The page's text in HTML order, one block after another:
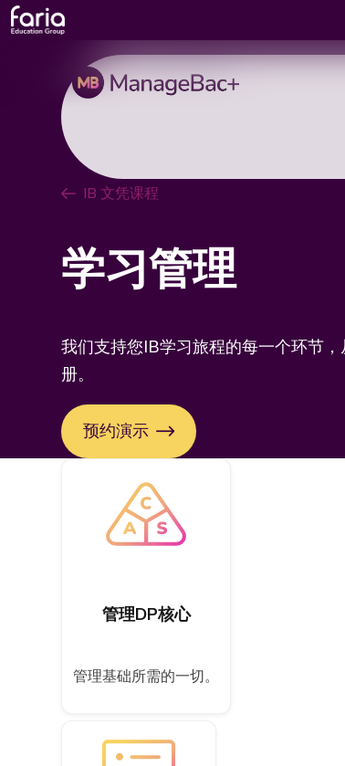
IB 文凭课程
学习管理
我们支持您IB学习旅程的每一个环节
册。
预约演示
管理DP核心
管理基础所需的一切。